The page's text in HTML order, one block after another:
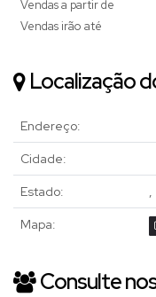
Vendas a partir de
Vendas irão até
Localização
Endereço:
Cidade:
Estado: ,
Mapa:
Consulte